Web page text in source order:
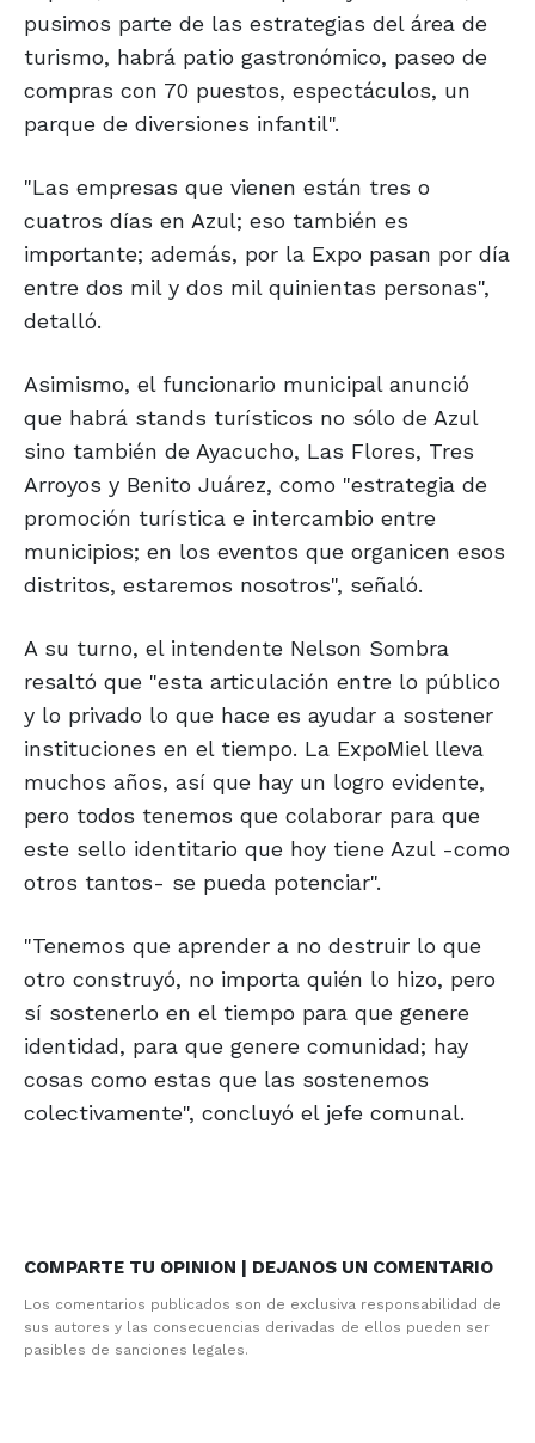
pusimos parte de las estrategias del área de
turismo, habrá patio gastronómico, paseo de
compras con 70 puestos, espectáculos, un
parque de diversiones infantil".
"Las empresas que vienen están tres o
cuatros días en Azul; eso también es
importante; además, por la Expo pasan por día
entre dos mil y dos mil quinientas personas",
detalló.
Asimismo, el funcionario municipal anunció
que habrá stands turísticos no sólo de Azul
sino también de Ayacucho, Las Flores, Tres
Arroyos y Benito Juárez, como "estrategia de
promoción turística e intercambio entre
municipios; en los eventos que organicen esos
distritos, estaremos nosotros", señaló.
A su turno, el intendente Nelson Sombra
resaltó que "esta articulación entre lo público
y lo privado lo que hace es ayudar a sostener
instituciones en el tiempo. La ExpoMiel lleva
muchos años, así que hay un logro evidente,
pero todos tenemos que colaborar para que
este sello identitario que hoy tiene Azul -como
otros tantos- se pueda potenciar".
"Tenemos que aprender a no destruir lo que
otro construyó, no importa quién lo hizo, pero
sí sostenerlo en el tiempo para que genere
identidad, para que genere comunidad; hay
cosas como estas que las sostenemos
colectivamente", concluyó el jefe comunal.
COMPARTE TU OPINION | DEJANOS UN COMENTARIO
Los comentarios publicados son de exclusiva responsabilidad de
sus autores y las consecuencias derivadas de ellos pueden ser
pasibles de sanciones legales.